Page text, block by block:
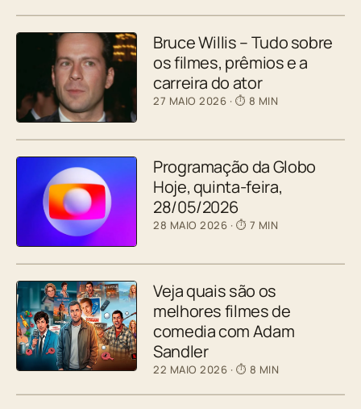
Bruce Willis – Tudo sobre
os filmes, prêmios e a
carreira do ator
27 MAIO 2026 · ⏱ 8 MIN
Programação da Globo
Hoje, quinta-feira,
28/05/2026
28 MAIO 2026 · ⏱ 7 MIN
Veja quais são os
melhores filmes de
comedia com Adam
Sandler
22 MAIO 2026 · ⏱ 8 MIN